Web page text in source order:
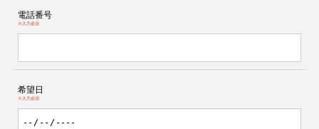
電話番号
※入力必須
希望日
※入力必須